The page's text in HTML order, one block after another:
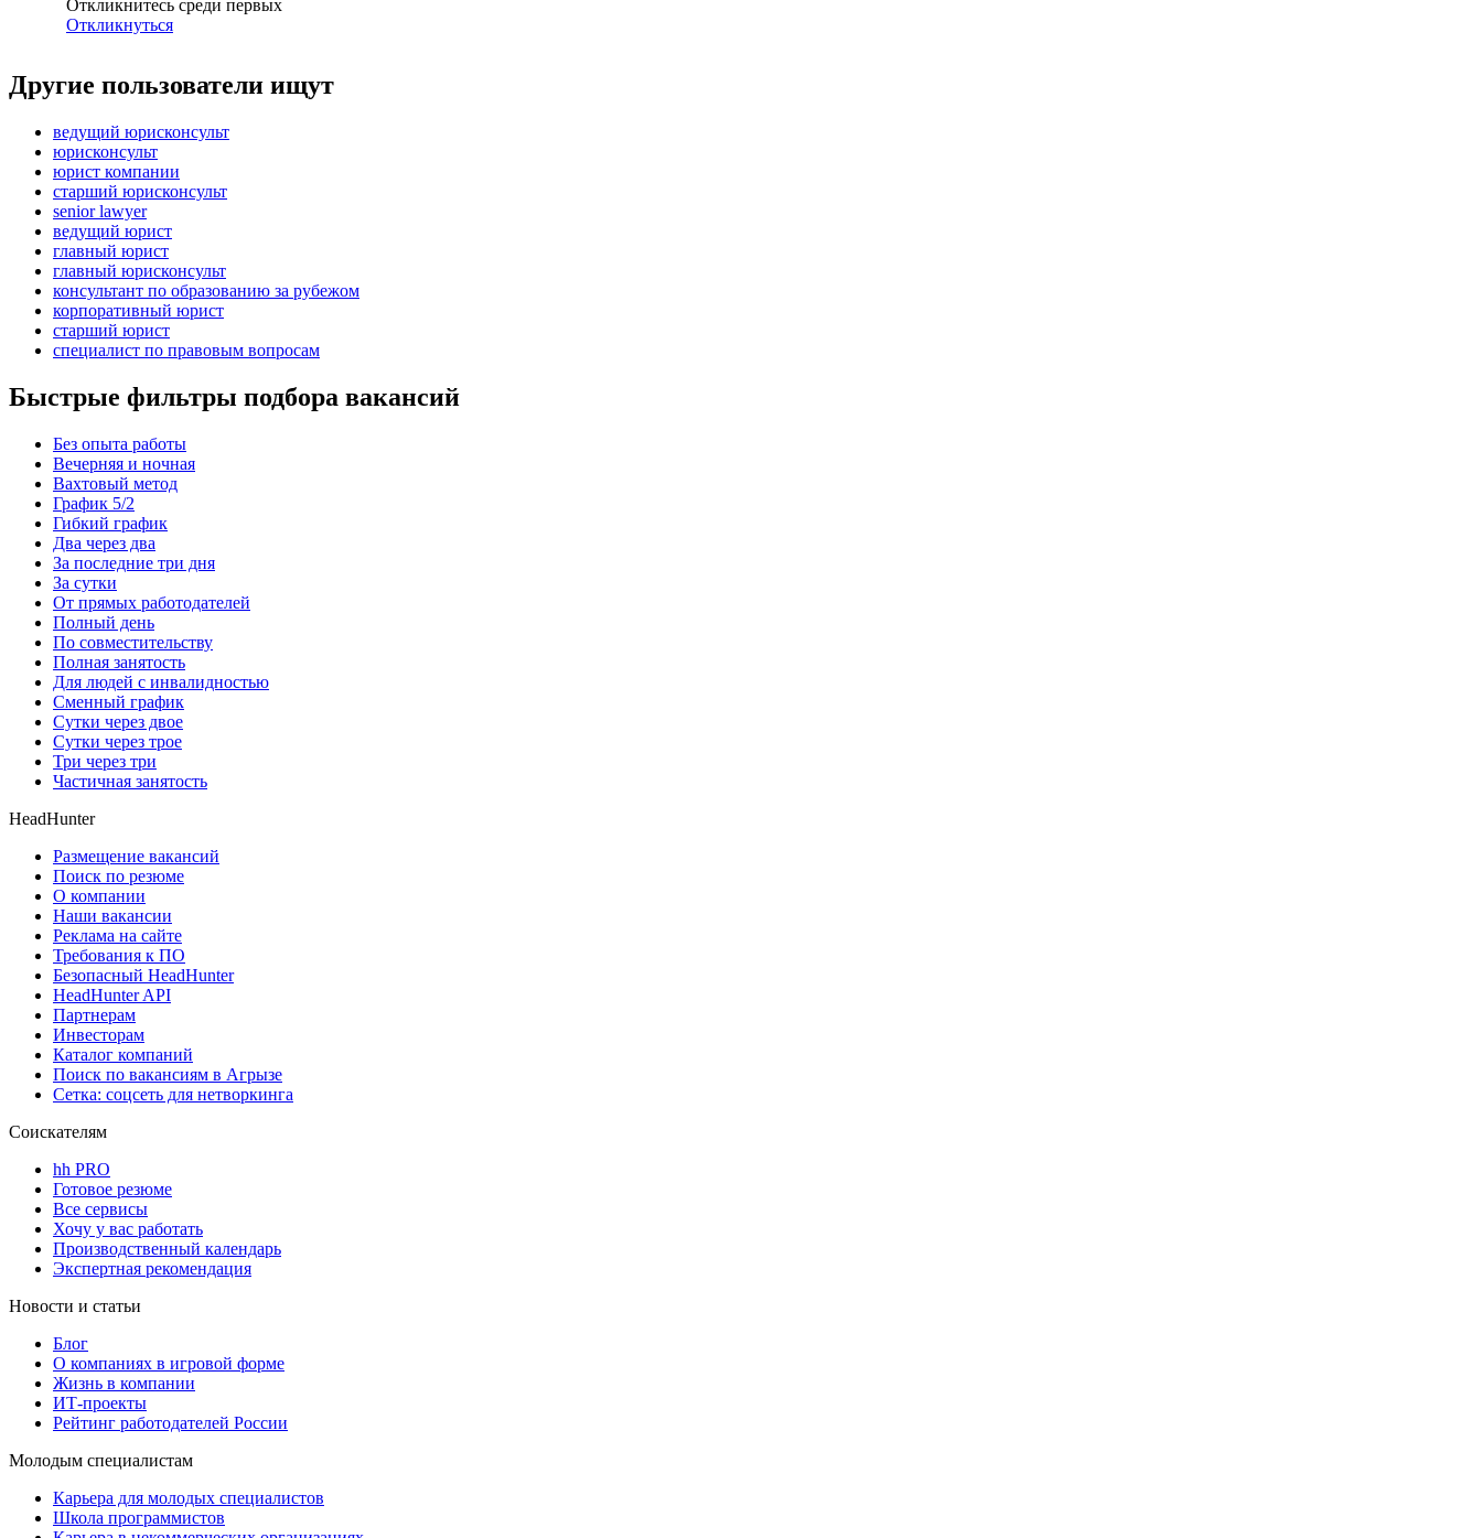
Откликнитесь среди первых
Откликнуться
Другие пользователи ищут
ведущий юрисконсульт
юрисконсульт
юрист компании
старший юрисконсульт
senior lawyer
ведущий юрист
главный юрист
главный юрисконсульт
консультант по образованию за рубежом
корпоративный юрист
старший юрист
специалист по правовым вопросам
Быстрые фильтры подбора вакансий
Без опыта работы
Вечерняя и ночная
Вахтовый метод
График 5/2
Гибкий график
Два через два
За последние три дня
За сутки
От прямых работодателей
Полный день
По совместительству
Полная занятость
Для людей с инвалидностью
Сменный график
Сутки через двое
Сутки через трое
Три через три
Частичная занятость
HeadHunter
Размещение вакансий
Поиск по резюме
О компании
Наши вакансии
Реклама на сайте
Требования к ПО
Безопасный HeadHunter
HeadHunter API
Партнерам
Инвесторам
Каталог компаний
Поиск по вакансиям в Агрызе
Сетка: соцсеть для нетворкинга
Соискателям
hh PRO
Готовое резюме
Все сервисы
Хочу у вас работать
Производственный календарь
Экспертная рекомендация
Новости и статьи
Блог
О компаниях в игровой форме
Жизнь в компании
ИТ-проекты
Рейтинг работодателей России
Молодым специалистам
Карьера для молодых специалистов
Школа программистов